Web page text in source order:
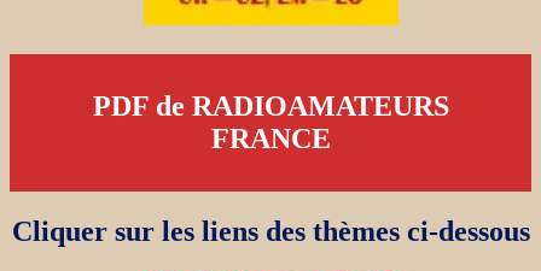
PDF de RADIOAMATEURS
FRANCE
Cliquer sur les liens des thèmes ci-dessous